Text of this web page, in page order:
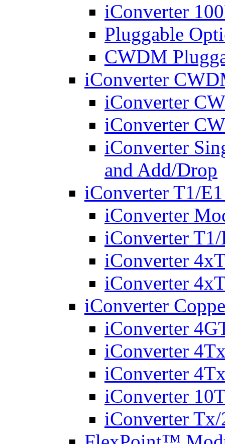
iConverter
Pluggable
CWDM
iConverter
iConverter
iConverter
iConverter
and Add/Drop
iConverter T1/
iConverter
iConverter
iConverter
iConverter
iConverter
iConverter
iConverter
iConverter
iConverter
iConverter